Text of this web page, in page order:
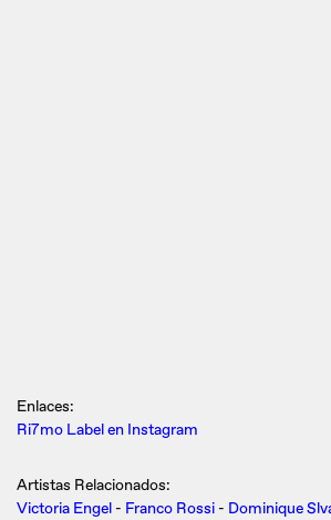
Enlaces:
Ri7mo Label en Instagram
Artistas Relacionados:
Victoria Engel - Franco Rossi - Dominique